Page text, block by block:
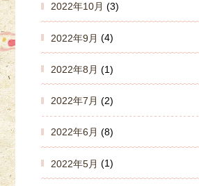
2022年10月 (3)
2022年9月 (4)
2022年8月 (1)
2022年7月 (2)
2022年6月 (8)
2022年5月 (1)